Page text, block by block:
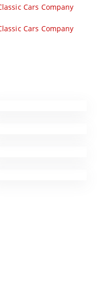
Cars Company
Cars Company